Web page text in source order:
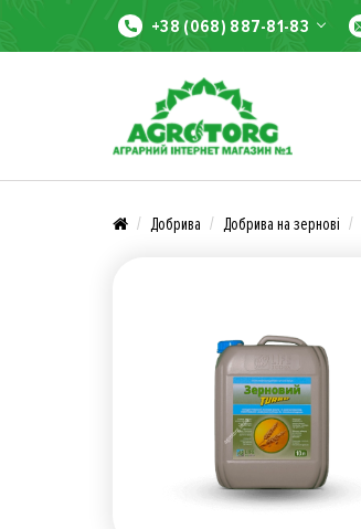
+38 (068) 887-81-83
Добрива Добрива на зернові